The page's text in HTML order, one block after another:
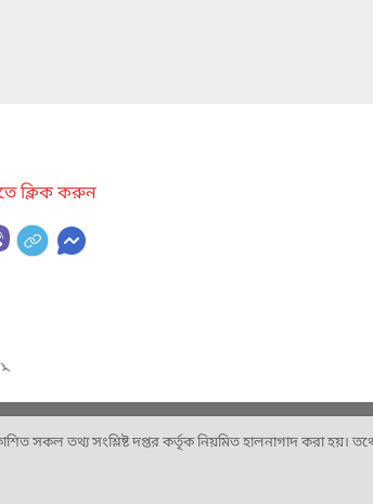
ক্লিক করুন
সকল তথ্য সংশ্লিষ্ট দপ্তর কর্তৃক নিয়মিত হালনাগাদ করা হয়।